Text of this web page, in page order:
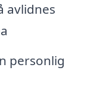
avlidnes
personlig